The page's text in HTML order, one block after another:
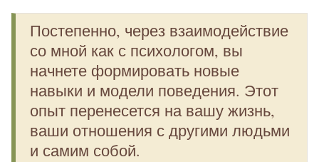
Постепенно, через взаимодействие
со мной как с психологом, вы
начнете формировать новые
навыки и модели поведения. Этот
опыт перенесется на вашу жизнь,
ваши отношения с другими людьми
и самим собой.